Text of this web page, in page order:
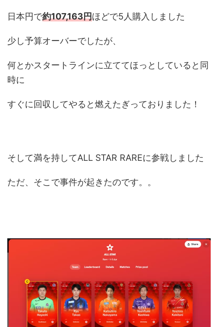
日本円で約107,163円ほどで5人購入しました
少し予算オーバーでしたが、
何とかスタートラインに立ててほっとしていると同
時に
すぐに回収してやると燃えたぎっておりました！
そして満を持してALL STAR RAREに参戦しました
ただ、そこで事件が起きたのです。。